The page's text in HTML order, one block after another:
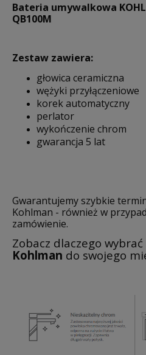
Bateria umywalkowa
QB100M
Zestaw zawiera:
głowica ceramiczna
wężyki przyłączeniowe
korek automatyczny
perlator
wykończenie chrom
gwarancja 5 lat
Gwarantujemy szybkie
Kohlman - również w
zamówienie.
Zobacz dlaczego wybrać
Kohlman do swojego